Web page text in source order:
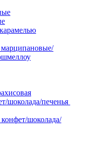
шоколада/печенья
шоколада/